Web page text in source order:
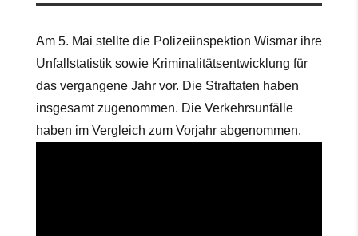
Am 5. Mai stellte die Polizeiinspektion Wismar ihre
Unfallstatistik sowie Kriminalitätsentwicklung für
das vergangene Jahr vor. Die Straftaten haben
insgesamt zugenommen. Die Verkehrsunfälle
haben im Vergleich zum Vorjahr abgenommen.